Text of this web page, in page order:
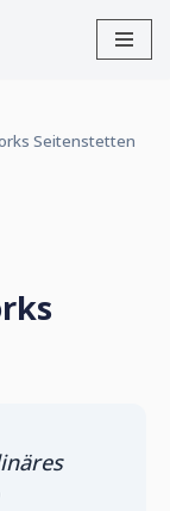
Seitenstetten